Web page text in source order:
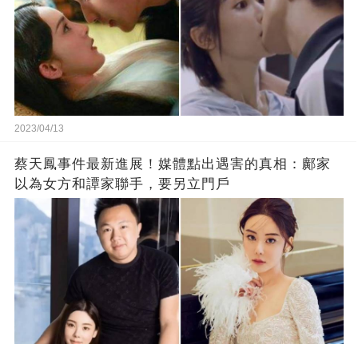
2023/04/13
蔡天鳳事件最新進展！媒體點出遇害的真相：鄺家
以為女方和譚家聯手，要另立門戶